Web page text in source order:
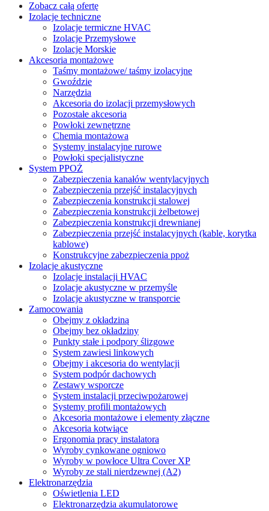
Zobacz całą ofertę
Izolacje techniczne
Izolacje termiczne HVAC
Izolacje Przemysłowe
Izolacje Morskie
Akcesoria montażowe
Taśmy montażowe/ taśmy izolacyjne
Gwoździe
Narzędzia
Akcesoria do izolacji przemysłowych
Pozostałe akcesoria
Powłoki zewnętrzne
Chemia montażowa
Systemy instalacyjne rurowe
Powłoki specjalistyczne
System PPOŻ
Zabezpieczenia kanałów wentylacyjnych
Zabezpieczenia przejść instalacyjnych
Zabezpieczenia konstrukcji stalowej
Zabezpieczenia konstrukcji żelbetowej
Zabezpieczenia konstrukcji drewnianej
Zabezpieczenia przejść instalacyjnych (kable, korytka
kablowe)
Konstrukcyjne zabezpieczenia ppoż
Izolacje akustyczne
Izolacje instalacji HVAC
Izolacje akustyczne w przemyśle
Izolacje akustyczne w transporcie
Zamocowania
Obejmy z okładziną
Obejmy bez okładziny
Punkty stałe i podpory ślizgowe
System zawiesi linkowych
Obejmy i akcesoria do wentylacji
System podpór dachowych
Zestawy wsporcze
System instalacji przeciwpożarowej
Systemy profili montażowych
Akcesoria montażowe i elementy złączne
Akcesoria kotwiące
Ergonomia pracy instalatora
Wyroby cynkowane ogniowo
Wyroby w powłoce Ultra Cover XP
Wyroby ze stali nierdzewnej (A2)
Elektronarzędzia
Oświetlenia LED
Elektronarzędzia akumulatorowe